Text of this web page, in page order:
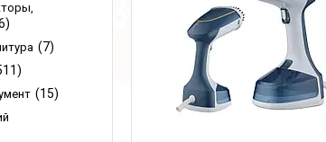
7
15